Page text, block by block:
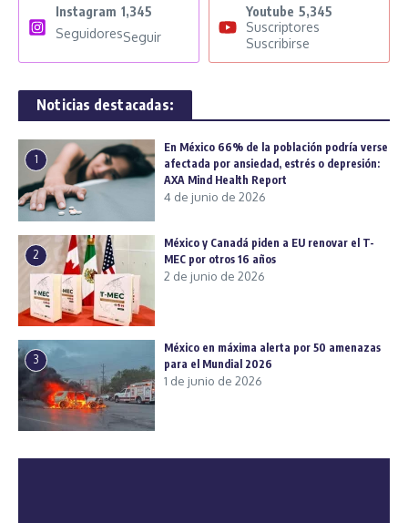
Instagram 1,345
SeguidoresSeguir
Youtube 5,345
Suscriptores
Suscribirse
Noticias destacadas:
1
En México 66% de la población podría verse
afectada por ansiedad, estrés o depresión:
AXA Mind Health Report
4 de junio de 2026
2
México y Canadá piden a EU renovar el T-
MEC por otros 16 años
2 de junio de 2026
3
México en máxima alerta por 50 amenazas
para el Mundial 2026
1 de junio de 2026